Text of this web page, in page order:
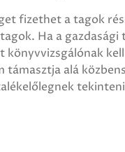
fizethet a tagok
Ha a gazdasági
alá